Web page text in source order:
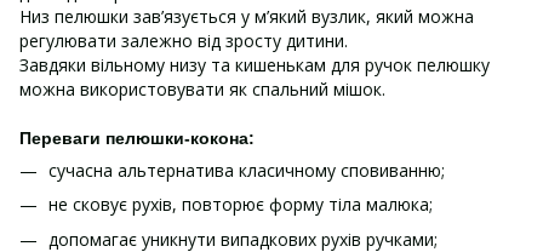
Низ пелюшки зав’язується у м’який вузлик, який можна
регулювати залежно від зросту дитини.
Завдяки вільному низу та кишенькам для ручок пелюшку
можна використовувати як спальний мішок.
Переваги пелюшки-кокона:
сучасна альтернатива класичному сповиванню;
не сковує рухів, повторює форму тіла малюка;
допомагає уникнути випадкових рухів ручками;